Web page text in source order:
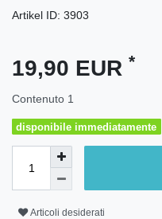
Artikel ID: 3903
19,90 EUR *
Contenuto 1
disponibile immediatamente
Articoli desiderati